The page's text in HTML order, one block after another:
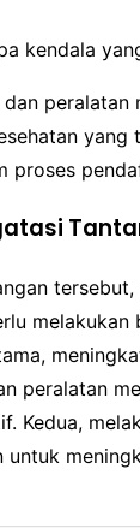
kendala
peralatan
yang
proses
melakukan
peralatan
Kedua,
untuk